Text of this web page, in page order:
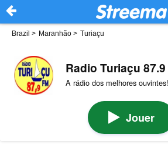
Brazil > Maranhão > Turiaçu
Radio Turiaçu 87.9
A rádio dos melhores
Jouer